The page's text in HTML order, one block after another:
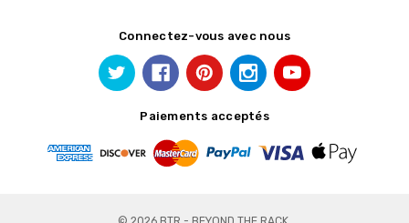
Connectez-vous avec nous
Paiements acceptés